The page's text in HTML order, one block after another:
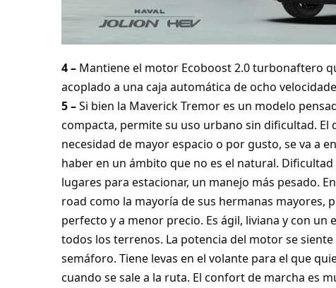
4 – Mantiene el motor Ecoboost 2.0 turbonaftero
acoplado a una caja automática de ocho
5 –Si bien la Maverick Tremor es un modelo
compacta, permite su uso urbano sin dificultad. El
necesidad de mayor espacio o por gusto, se va a
haber en un ámbito que no es el natural.
lugares para estacionar, un manejo más pesado.
road como la mayoría de sus hermanas mayores,
perfecto y a menor precio. Es ágil, liviana y con
todos los terrenos. La potencia del motor se
semáforo. Tiene levas en el volante para el que
cuando se sale a la ruta. El confort de marcha es